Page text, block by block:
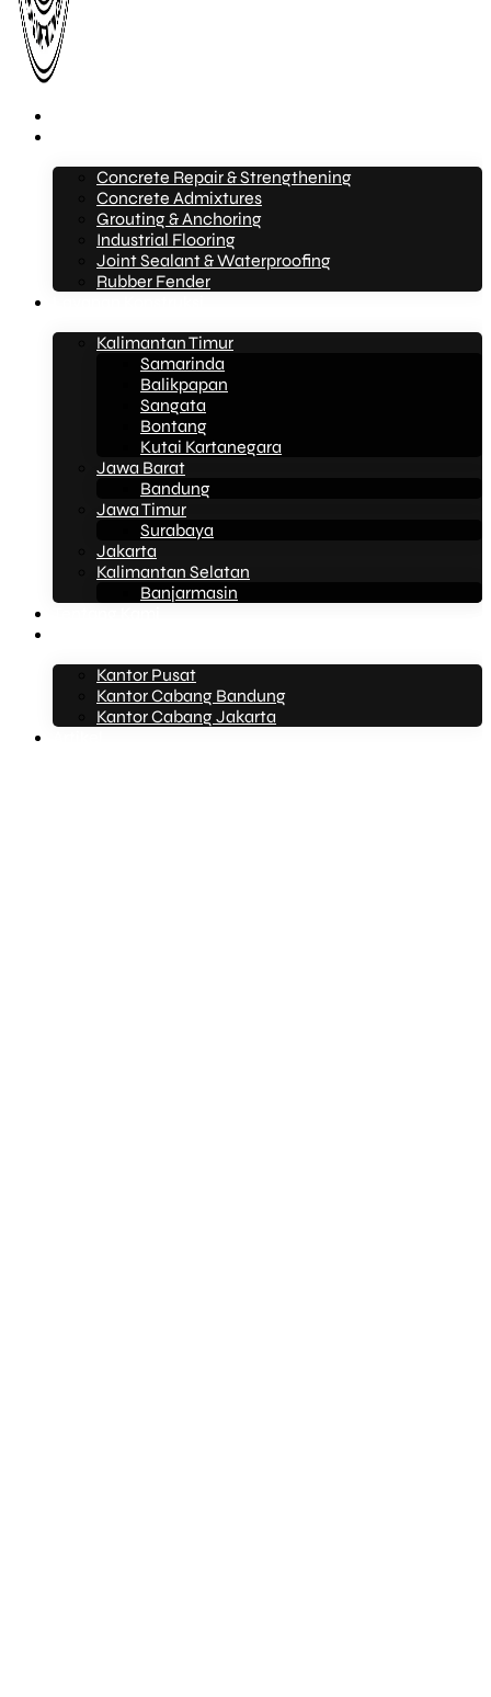
Concrete Repair & Strengthening
Concrete Admixtures
Grouting & Anchoring
Industrial Flooring
Joint Sealant & Waterproofing
Rubber Fender
Kalimantan Timur
Samarinda
Balikpapan
Sangata
Bontang
Kutai Kartanegara
Jawa Barat
Bandung
Jawa Timur
Surabaya
Jakarta
Kalimantan Selatan
Banjarmasin
Kantor Pusat
Kantor Cabang Bandung
Kantor Cabang Jakarta